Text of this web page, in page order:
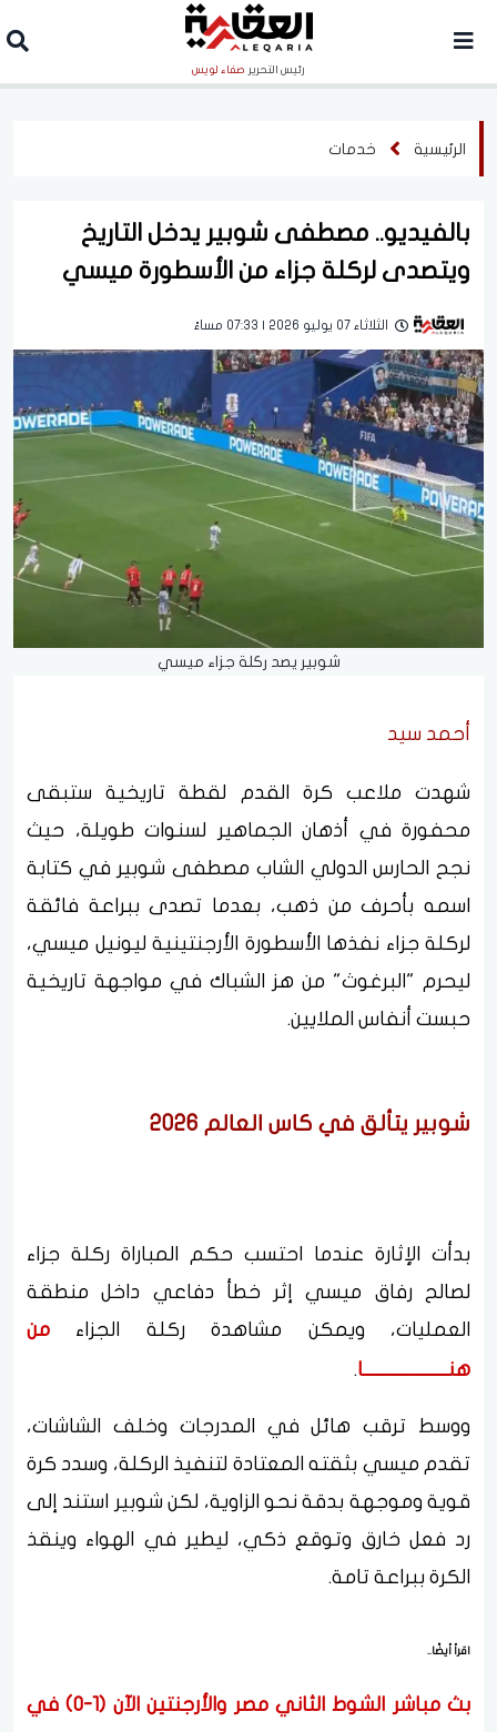
رئيس التحرير صفاء لويس
الرئيسية خدمات
بالفيديو.. مصطفى شوبير يدخل التاريخ
ويتصدى لركلة جزاء من الأسطورة ميسي
الثلاثاء 07 يوليو 2026 | 07:33 مساءً
شوبير يصد ركلة جزاء ميسي
أحمد سيد
شهدت ملاعب كرة القدم لقطة تاريخية ستبقى
محفورة في أذهان الجماهير لسنوات طويلة، حيث
نجح الحارس الدولي الشاب مصطفى شوبير في كتابة
اسمه بأحرف من ذهب، بعدما تصدى ببراعة فائقة
لركلة جزاء نفذها الأسطورة الأرجنتينية ليونيل ميسي،
ليحرم "البرغوث" من هز الشباك في مواجهة تاريخية
حبست أنفاس الملايين.
شوبير يتألق في كاس العالم 2026
بدأت الإثارة عندما احتسب حكم المباراة ركلة جزاء
لصالح رفاق ميسي إثر خطأ دفاعي داخل منطقة
العمليات، ويمكن مشاهدة ركلة الجزاء من
هنـــــــــــــــــــا.
ووسط ترقب هائل في المدرجات وخلف الشاشات،
تقدم ميسي بثقته المعتادة لتنفيذ الركلة، وسدد كرة
قوية وموجهة بدقة نحو الزاوية، لكن شوبير استند إلى
رد فعل خارق وتوقع ذكي، ليطير في الهواء وينقذ
الكرة ببراعة تامة.
اقرأ أيضًا..
بث مباشر الشوط الثاني مصر والأرجنتين الآن (1-0) في